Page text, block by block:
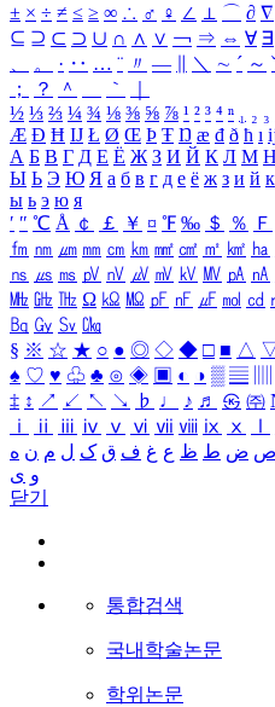
± × ÷ ≠ ≤ ≥ ∞ ∴ ♂ ♀ ∠ ⊥ ⌒ ∂ ∇
⊆ ⊇ ⊂ ⊃ ∪ ∩ ∧ ∨ ￢ ⇒ ⇔ ∀ ∃
、
。 · ‥ … ¨ 〃 ― ＼ ∼ ´ ～
；
？ ＾ ｀
½ ⅓ ⅔ ¼ ¾ ⅛ ⅜ ⅝ ⅞ ¹ ² ³ ⁴ ⁿ ₁ ₂ ₃
Æ Ð Ħ Ĳ Ł Ø Œ Þ Ŧ Ŋ æ đ ð ħ ı
А Б В Г Д Е Ё Ж З И Й К Л М Н
Ы Ь Э Ю Я а б в г д е ё ж з и й к
ы ь э ю я
′ ″ ℃ Å ￠ ￡ ￥ ¤ ℉ ‰ ＄ ％ Ｆ
㎙ ㎚ ㎛ ㎜ ㎝ ㎞ ㎟ ㎠ ㎡ ㎢ ㏊
㎱ ㎲ ㎳ ㎴ ㎵ ㎶ ㎷ ㎸ ㎹ ㎀ ㎁
㎒ ㎓ ㎔ Ω ㏀ ㏁ ㎊ ㎋ ㎌ ㏖ ㏅
㏃ ㏉ ㏜ ㏆
§ ※ ☆ ★ ○ ● ◎ ◇ ◆ □ ■ △
♠ ♡ ♥ ♧ ♣ ⊙ ◈ ▣ ◐ ◑ ▒ ▤
‡ ↕ ↗ ↙ ↖ ↘ ♭ ♩ ♪ ♬ ㉿ ㈜
ⅰ
ⅱ ⅲ ⅳ ⅴ ⅵ ⅶ ⅷ ⅸ ⅹ
ص ض ط ظ ع غ ف ق ک ل م ن ه
و ی
닫기
통합검색
국내학술논문
학위논문